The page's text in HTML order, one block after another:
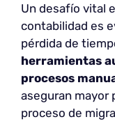
Un desafío vital
contabilidad es
pérdida de
herramientas
procesos
aseguran mayor
proceso de